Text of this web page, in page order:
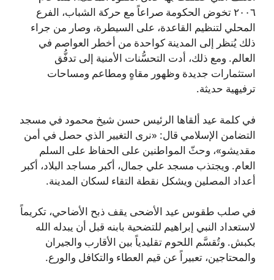
٢٠٠٦ تخوض الحكومة صراعاً مع حركة الشباب، الفرع
المحلي لتنظيم القاعدة، على السيطرة، وصار من جراء
ذلك يُنظر إلى المدينة كواحدة من أخطر العواصم في
العالم. ومع ذلك، أدت التحسُّنات الأمنية إلى تدفُّق
استثمارات جديدة وظهور مقاهٍ ومطاعم ومساحات
ترفيهية حديثة.
في كلمة عيد ألقاها الرئيس حسن شيخ محمود في مسجد
التضامن الإسلامي قال: «نرى التغيير الذي حصل في أمن
مقديشو»، وحثّ المواطنين على الحفاظ على السلم
العام. ويجتذب مسجد علي جمال، أكبر مساجد البلاد، أكبر
أعداد المصلين ويشكل نقطة التقاء لسكان المدينة.
في صلب طقوس عيد الأضحى يقف ذبح الأضاحي، تكريماً
لاستعداد النبي إبراهيم للتضحية بابنه قبل أن يبدله الله
بكبش. وتُقسَّم اللحوم تقليدياً بين الأقارب والجيران
والمحتاجين، تعبيراً عن قيم العطاء والتكافل والورع.